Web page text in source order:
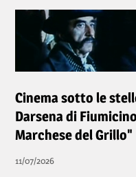
Cinema sotto le
Darsena di
Marchese del Grillo"
11/07/2026